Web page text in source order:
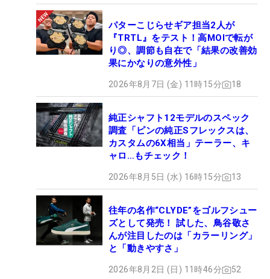
パターこじらせギア担当2人が
『TRTL』をテスト！高MOIで転が
り◎、調節も自在で「結果の改善効
果にかなりの意外性」
2026年8月7日 (金) 11時15分 18
純正シャフト12モデルのスペック
調査「ピンの純正Sフレックスは、
カスタムの6X相当」テーラー、キ
ャロ…もチェック！
2026年8月5日 (水) 16時15分 13
往年の名作“CLYDE”をゴルフシュー
ズとして発売！ 試した、鳥谷敬さ
んが注目したのは「カラーリング」
と「動きやすさ」
2026年8月2日 (日) 11時46分 52